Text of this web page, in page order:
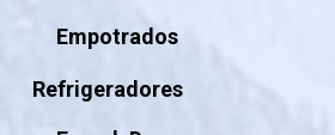
Empotrados
Refrigeradores